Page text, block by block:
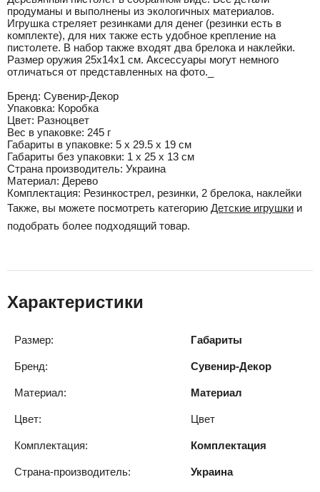
продуманы и выполнены из экологичных материалов.
Игрушка стреляет резинками для денег (резинки есть в
комплекте), для них также есть удобное крепление на
пистолете. В набор также входят два брелока и наклейки.
Размер оружия 25х14х1 см. Аксессуары могут немного
отличаться от представленных на фото._
Бренд: Сувенир-Декор
Упаковка: Коробка
Цвет: Разноцвет
Вес в упаковке: 245 г
Габариты в упаковке: 5 x 29.5 x 19 см
Габариты без упаковки: 1 x 25 x 13 см
Cтрана производитель: Украина
Материал: Дерево
Комплектация: Резинкострел, резинки, 2 брелока, наклейки
Также, вы можете посмотреть категорию Детские игрушки и
подобрать более подходящий товар.
Характеристики
Размер: Габариты
Бренд: Сувенир-Декор
Материал: Материал
Цвет: Цвет
Комплектация: Комплектация
Страна-производитель: Украина